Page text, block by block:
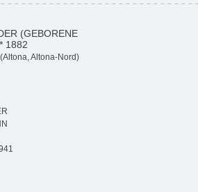
(GEBORENE
1882
Altona-Nord)